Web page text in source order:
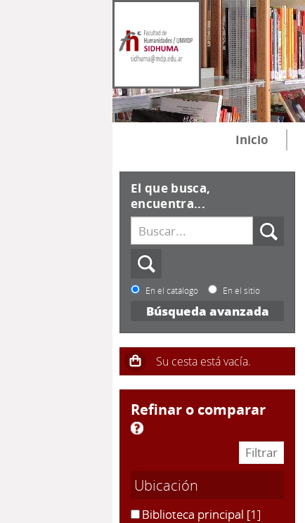
Inicio
El que busca,
encuentra...
En el catálogo En el sitio
Búsqueda avanzada
refinar o comparar
Ubicación
Biblioteca principal [1]